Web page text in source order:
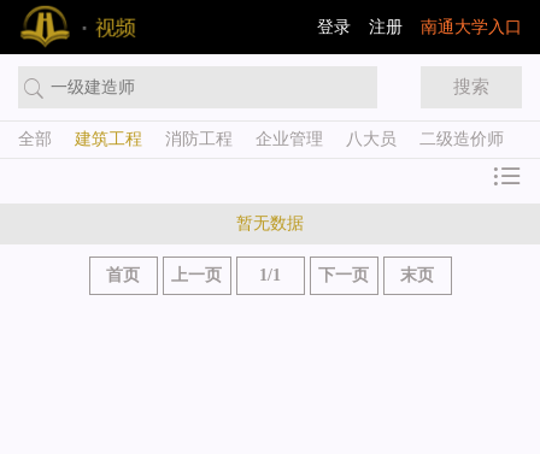
南通大学入口
注册
登录
搜索
全部 建筑工程 消防工程 企业管理 八大员 二级造价师
暂无数据
首页 上一页 1/1 下一页 末页